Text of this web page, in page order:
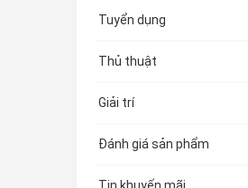
Tuyển dụng
Thủ thuật
Giải trí
Đánh giá sản phẩm
Tin khuyến mãi